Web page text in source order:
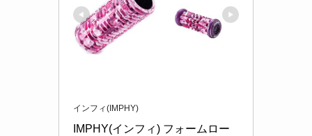
インフィ(IMPHY)
IMPHY(インフィ) フォームロー